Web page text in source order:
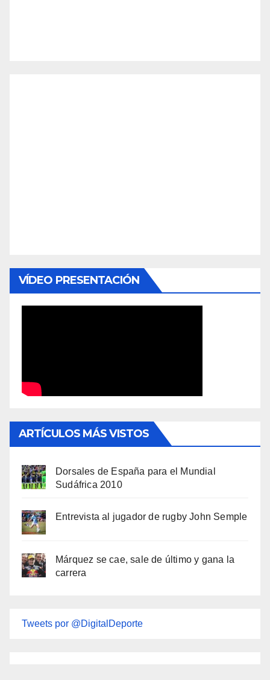
VÍDEO PRESENTACIÓN
ARTÍCULOS MÁS VISTOS
Dorsales de España para el Mundial
Sudáfrica 2010
Entrevista al jugador de rugby John Semple
Márquez se cae, sale de último y gana la
carrera
Tweets por @DigitalDeporte